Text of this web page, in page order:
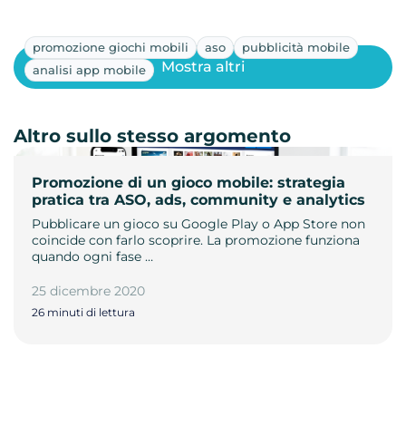
promozione giochi mobili aso
pubblicità mobile
analisi app mobile
Promozione di un gioco mobile: strategia
pratica tra ASO, ads, community e analytics
Pubblicare un gioco su Google Play o App Store non
coincide con farlo scoprire. La promozione funziona
quando ogni fase …
25 dicembre 2020
26 minuti di lettura
Mostra altri
Altro sullo stesso argomento